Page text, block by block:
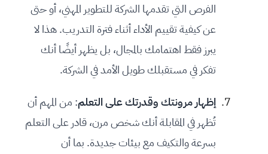
الفرص التي تقدمها الشركة للتطوير المهني، أو حتى
عن كيفية تقييم الأداء أثناء فترة التدريب. هذا لا
يبرز فقط اهتمامك بالمجال، بل يظهر أيضًا أنك
تفكر في مستقبلك طويل الأمد في الشركة.
إظهار مرونتك وقدرتك على التعلم: من المهم أن
تُظهر في المقابلة أنك شخص مرن، قادر على التعلم
بسرعة والتكيف مع بيئات جديدة. بما أن